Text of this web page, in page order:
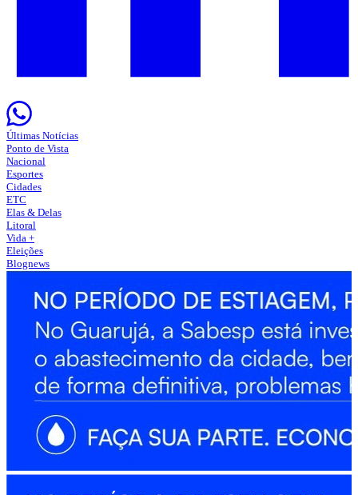
Últimas Notícias
Ponto de Vista
Nacional
Esportes
Cidades
ETC
Elas & Delas
Litoral
Vida +
Eleições
Blognews